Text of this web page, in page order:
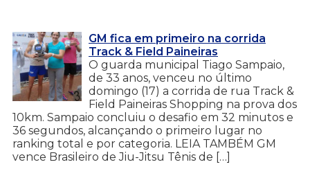
GM fica em primeiro na corrida
Track & Field Paineiras
O guarda municipal Tiago Sampaio,
de 33 anos, venceu no último
domingo (17) a corrida de rua Track &
Field Paineiras Shopping na prova dos
10km. Sampaio concluiu o desafio em 32 minutos e
36 segundos, alcançando o primeiro lugar no
ranking total e por categoria. LEIA TAMBÉM GM
vence Brasileiro de Jiu-Jitsu Tênis de […]